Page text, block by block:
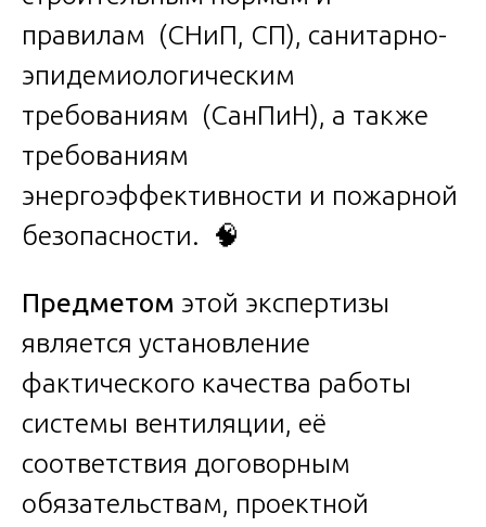
правилам (СНиП, СП), санитарно-
эпидемиологическим
требованиям (СанПиН), а также
требованиям
энергоэффективности и пожарной
безопасности. 🧠
Предметом этой экспертизы
является установление
фактического качества работы
системы вентиляции, её
соответствия договорным
обязательствам, проектной